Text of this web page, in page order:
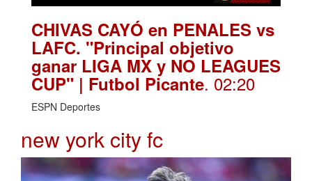
CHIVAS CAYÓ en PENALES vs
LAFC. "Principal objetivo
ganar LIGA MX y NO LEAGUES
CUP" | Futbol Picante. 02:20
ESPN Deportes
new york city fc